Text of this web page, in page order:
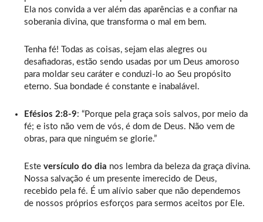
Ela nos convida a ver além das aparências e a confiar na
soberania divina, que transforma o mal em bem.
Tenha fé! Todas as coisas, sejam elas alegres ou
desafiadoras, estão sendo usadas por um Deus amoroso
para moldar seu caráter e conduzi-lo ao Seu propósito
eterno. Sua bondade é constante e inabalável.
Efésios 2:8-9: “Porque pela graça sois salvos, por meio da
fé; e isto não vem de vós, é dom de Deus. Não vem de
obras, para que ninguém se glorie.”
Este versículo do dia nos lembra da beleza da graça divina.
Nossa salvação é um presente imerecido de Deus,
recebido pela fé. É um alívio saber que não dependemos
de nossos próprios esforços para sermos aceitos por Ele.